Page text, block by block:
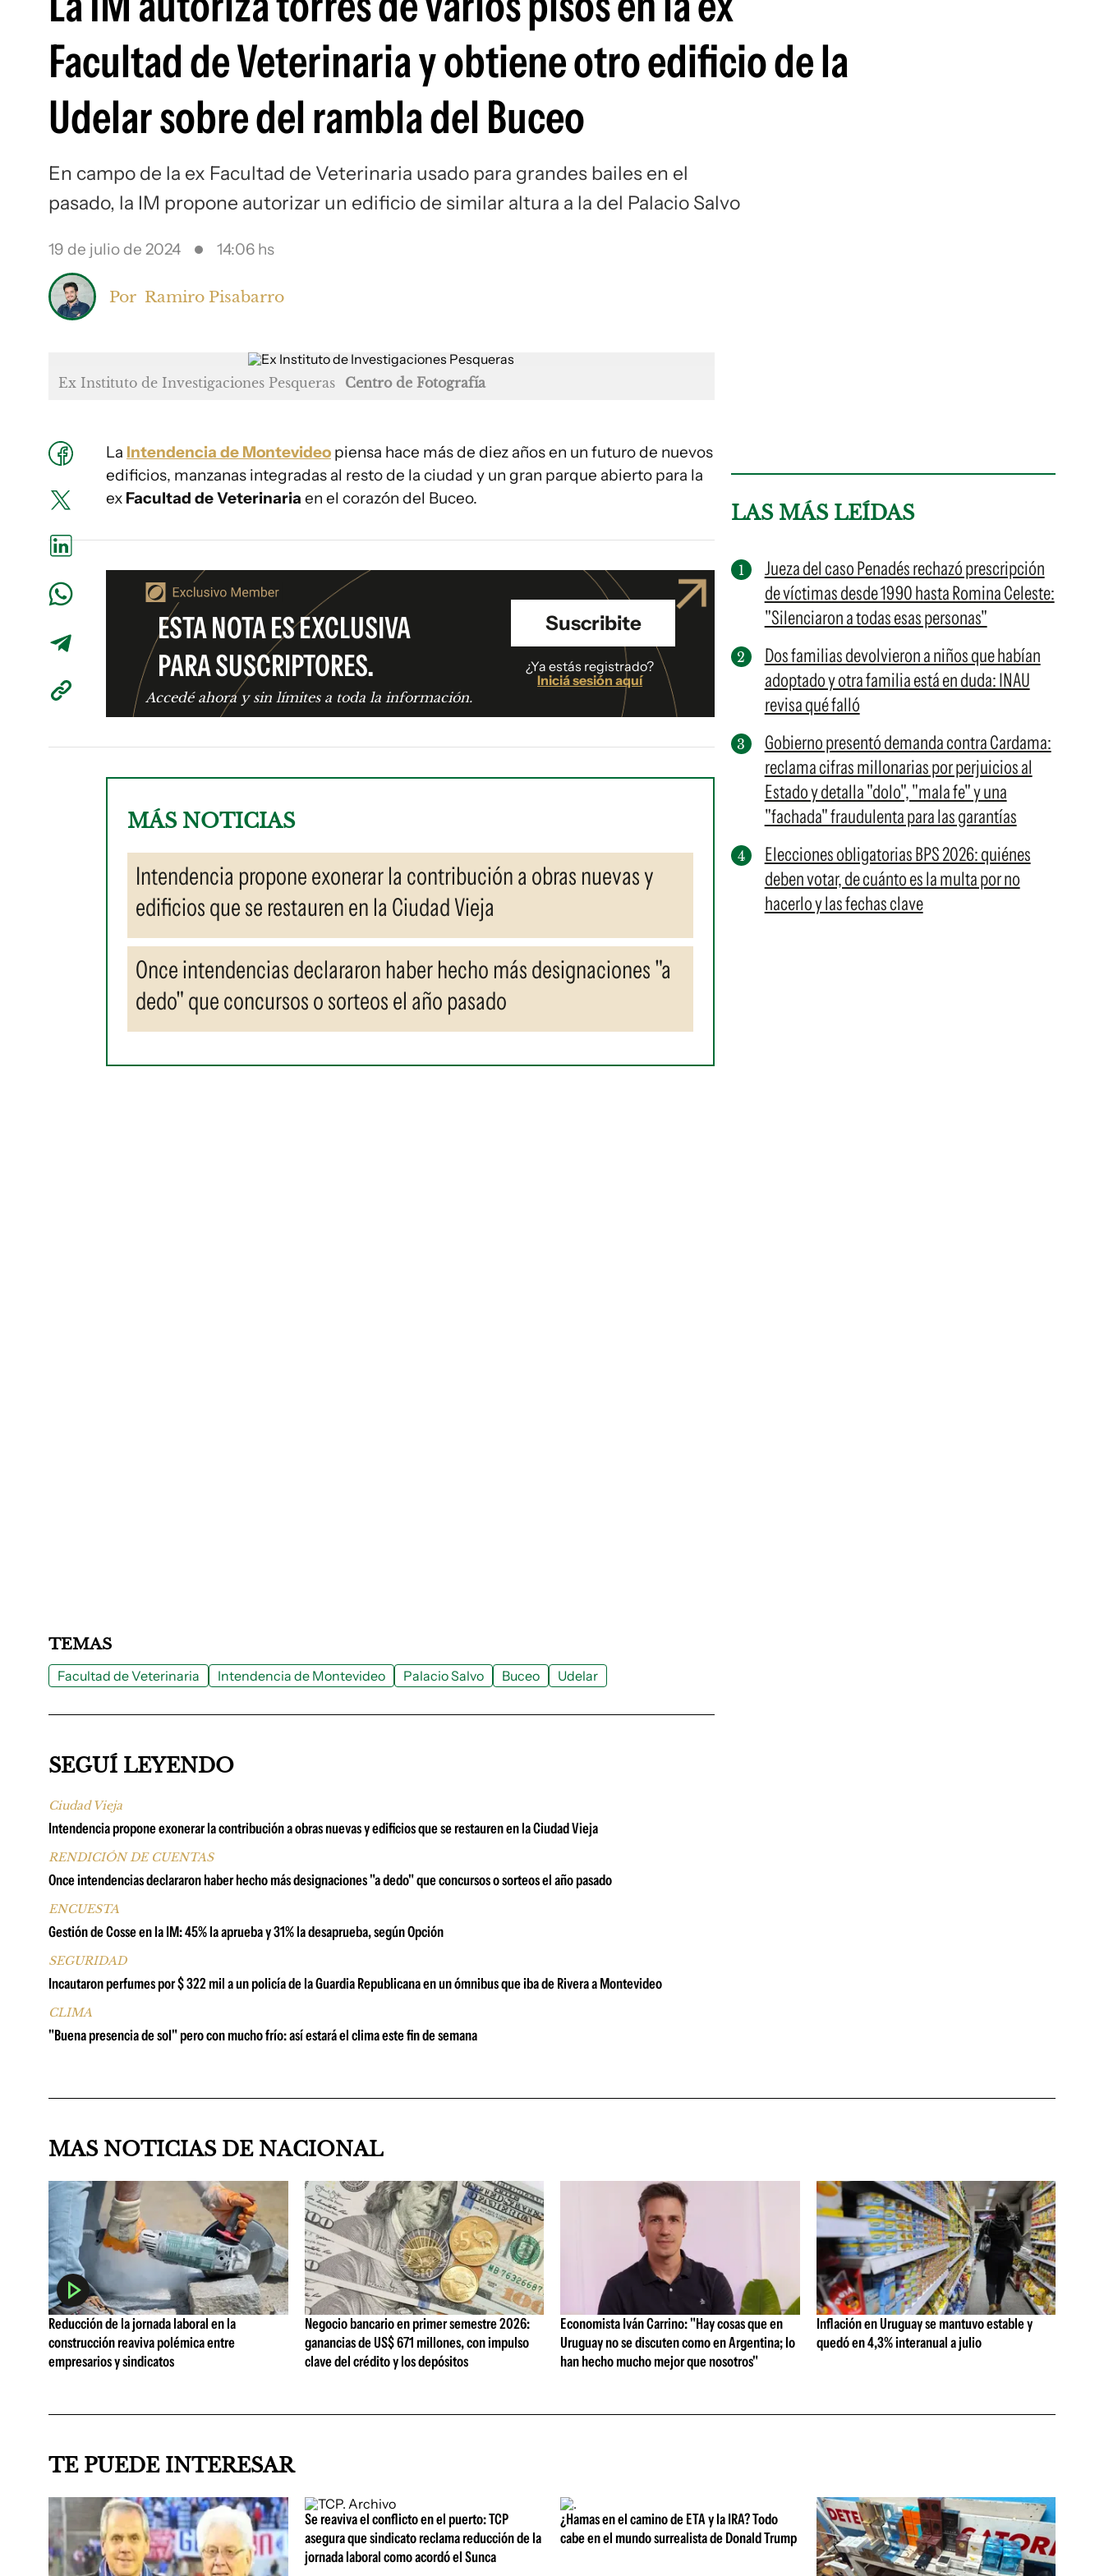
Facultad de Veterinaria y obtiene otro edificio de la
Udelar sobre del rambla del Buceo
En campo de la ex Facultad de Veterinaria usado para grandes bailes en el
pasado, la IM propone autorizar un edificio de similar altura a la del Palacio Salvo
19 de julio de 2024 14:06 hs
Por Ramiro Pisabarro
Ex Instituto de Investigaciones Pesqueras Centro de Fotografía
La Intendencia de Montevideo piensa hace más de diez años en un futuro de nuevos
edificios, manzanas integradas al resto de la ciudad y un gran parque abierto para la
ex Facultad de Veterinaria en el corazón del Buceo.
ESTA NOTA ES EXCLUSIVA
PARA SUSCRIPTORES.
Accedé ahora y sin límites a toda la información.
Suscribite
¿Ya estás registrado?
Iniciá sesión aquí
MÁS NOTICIAS
Intendencia propone exonerar la contribución a obras nuevas y
edificios que se restauren en la Ciudad Vieja
Once intendencias declararon haber hecho más designaciones "a
dedo" que concursos o sorteos el año pasado
LAS MÁS LEÍDAS
Jueza del caso Penadés rechazó prescripción
de víctimas desde 1990 hasta Romina Celeste:
"Silenciaron a todas esas personas"
Dos familias devolvieron a niños que habían
adoptado y otra familia está en duda: INAU
revisa qué falló
Gobierno presentó demanda contra Cardama:
reclama cifras millonarias por perjuicios al
Estado y detalla "dolo", "mala fe" y una
"fachada" fraudulenta para las garantías
Elecciones obligatorias BPS 2026: quiénes
deben votar, de cuánto es la multa por no
hacerlo y las fechas clave
TEMAS
Facultad de Veterinaria Intendencia de Montevideo Palacio Salvo Buceo Udelar
SEGUÍ LEYENDO
Ciudad Vieja
Intendencia propone exonerar la contribución a obras nuevas y edificios que se restauren en la Ciudad Vieja
RENDICIÓN DE CUENTAS
Once intendencias declararon haber hecho más designaciones "a dedo" que concursos o sorteos el año pasado
ENCUESTA
Gestión de Cosse en la IM: 45% la aprueba y 31% la desaprueba, según Opción
SEGURIDAD
Incautaron perfumes por $ 322 mil a un policía de la Guardia Republicana en un ómnibus que iba de Rivera a Montevideo
CLIMA
"Buena presencia de sol" pero con mucho frío: así estará el clima este fin de semana
MAS NOTICIAS DE NACIONAL
Reducción de la jornada laboral en la
construcción reaviva polémica entre
empresarios y sindicatos
Negocio bancario en primer semestre 2026:
ganancias de US$ 671 millones, con impulso
clave del crédito y los depósitos
Economista Iván Carrino: "Hay cosas que en
Uruguay no se discuten como en Argentina; lo
han hecho mucho mejor que nosotros"
Inflación en Uruguay se mantuvo estable y
quedó en 4,3% interanual a julio
TE PUEDE INTERESAR
Se reaviva el conflicto en el puerto: TCP
asegura que sindicato reclama reducción de la
jornada laboral como acordó el Sunca
¿Hamas en el camino de ETA y la IRA? Todo
cabe en el mundo surrealista de Donald Trump